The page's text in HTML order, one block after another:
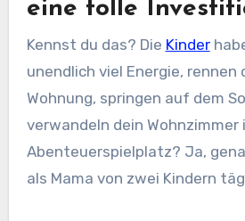
eine tolle
Kennst du das? Die Kinder
unendlich viel Energie, rennen
Wohnung, springen auf dem
verwandeln dein Wohnzimmer
Abenteuerspielplatz? Ja,
als Mama von zwei Kindern